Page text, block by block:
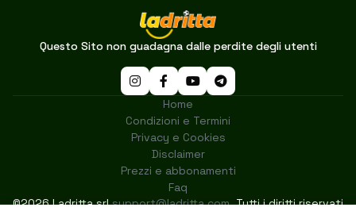
Questo Sito non guadagna dalle perdite degli utenti
Home
Condizioni e Termini
Privacy e Cookies
Disclaimer
Prezzi e abbonamenti
Faq
©2026 Ladritta srlsupport@ladritta.com. Tutti i diritti riservati